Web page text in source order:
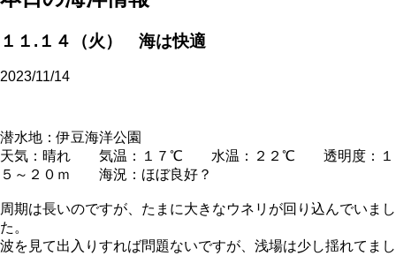
１１.１４（火） 海は快適
2023/11/14
潜水地：伊豆海洋公園
天気：晴れ 気温：１７℃ 水温：２２℃ 透明度：１
５～２０ｍ 海況：ほぼ良好？
周期は長いのですが、たまに大きなウネリが回り込んでいまし
た。
波を見て出入りすれば問題ないですが、浅場は少し揺れてまし